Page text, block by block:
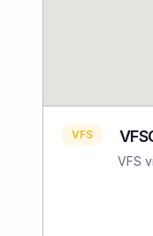
VFS
VFS